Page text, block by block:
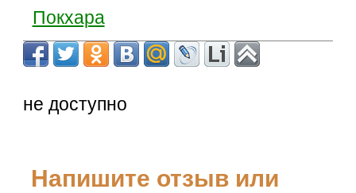
Покхара
не доступно
Напишите отзыв или